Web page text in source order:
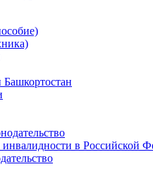
в Российской